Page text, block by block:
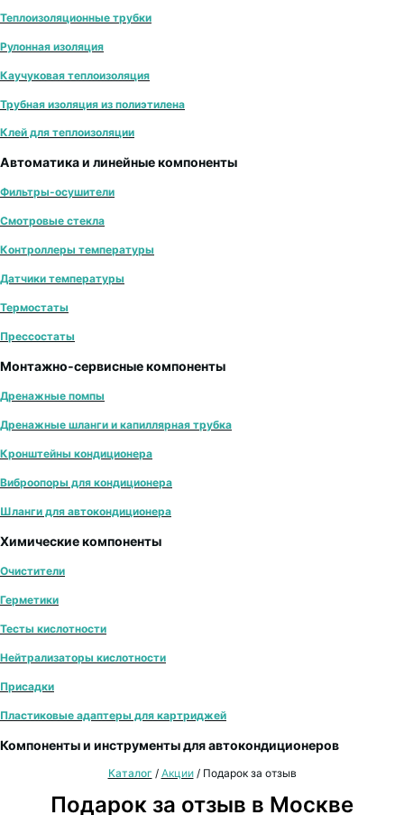
Теплоизоляционные трубки
Рулонная изоляция
Каучуковая теплоизоляция
Трубная изоляция из полиэтилена
Клей для теплоизоляции
Автоматика и линейные компоненты
Фильтры-осушители
Смотровые стекла
Контроллеры температуры
Датчики температуры
Термостаты
Прессостаты
Монтажно‑сервисные компоненты
Дренажные помпы
Дренажные шланги и капиллярная трубка
Кронштейны кондиционера
Виброопоры для кондиционера
Шланги для автокондиционера
Химические компоненты
Очистители
Герметики
Тесты кислотности
Нейтрализаторы кислотности
Присадки
Пластиковые адаптеры для картриджей
Компоненты и инструменты для автокондиционеров
Каталог / Акции/ Подарок за отзыв
Подарок за отзыв в Москве